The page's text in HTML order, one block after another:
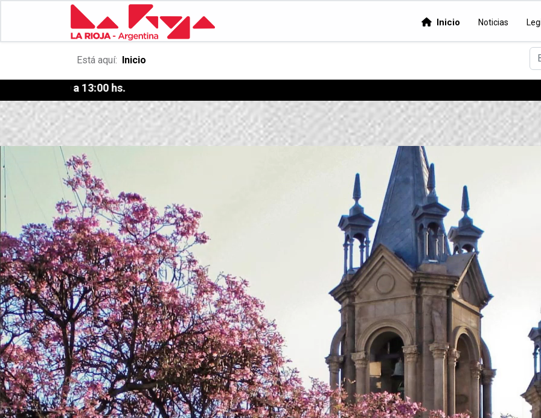
Inicio Noticias
Está aquí: Inicio